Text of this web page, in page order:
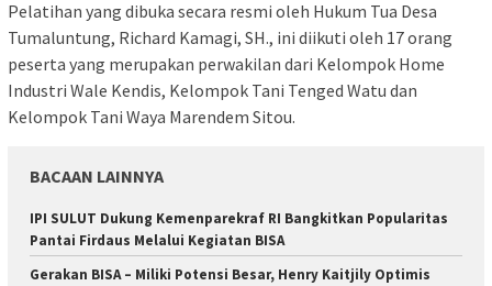
Pelatihan yang dibuka secara resmi oleh Hukum Tua Desa
Tumaluntung, Richard Kamagi, SH., ini diikuti oleh 17 orang
peserta yang merupakan perwakilan dari Kelompok Home
Industri Wale Kendis, Kelompok Tani Tenged Watu dan
Kelompok Tani Waya Marendem Sitou.
BACAAN LAINNYA
IPI SULUT Dukung Kemenparekraf RI Bangkitkan Popularitas
Pantai Firdaus Melalui Kegiatan BISA
Gerakan BISA – Miliki Potensi Besar, Henry Kaitjily Optimis